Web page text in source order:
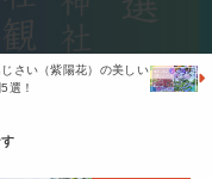
さい（紫陽花）の美しい
選！